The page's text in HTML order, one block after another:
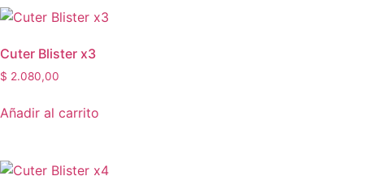
Cuter Blister x3
$ 2.080,00
Añadir al carrito